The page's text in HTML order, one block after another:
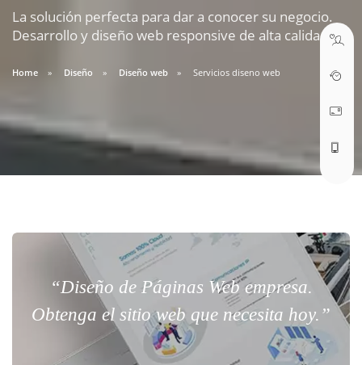
La solución perfecta para dar a conocer su negocio.
Desarrollo y diseño web responsive de alta calidad.
Home Diseño Diseño web Servicios diseno web
“Diseño de Páginas Web empresa.
Obtenga el sitio web que necesita hoy.”
soporte@webseo.cl